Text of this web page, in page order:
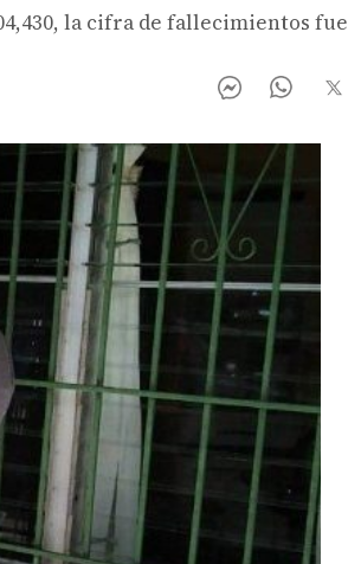
la cifra de fallecimientos fue